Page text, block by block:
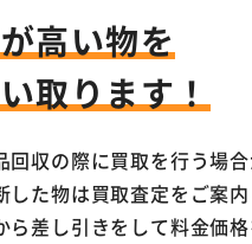
高い物を
取ります！
回収の際に買取を行う場
した物は買取査定をご案
ら差し引きをして料金価